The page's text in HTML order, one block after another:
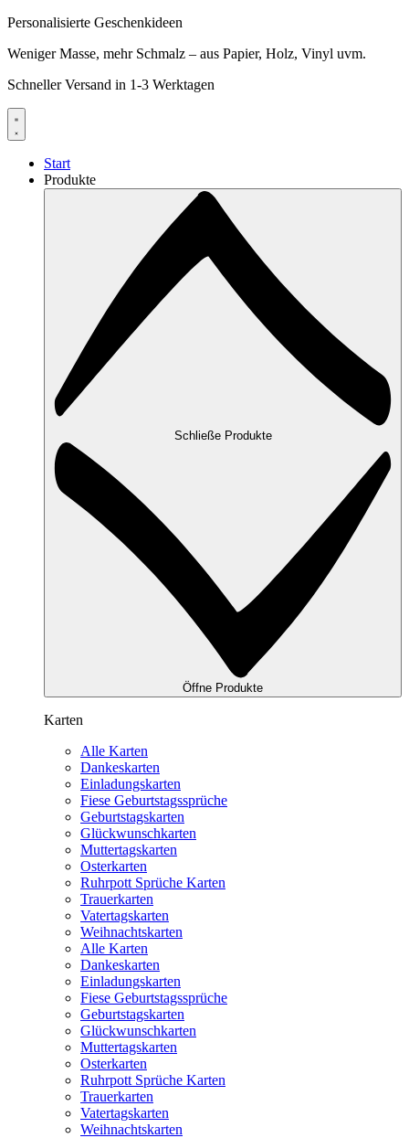
Personalisierte Geschenkideen
Weniger Masse, mehr Schmalz – aus Papier, Holz, Vinyl uvm.
Schneller Versand in 1-3 Werktagen
Start
Produkte
Schließe Produkte
Öffne Produkte
Karten
Alle Karten
Dankeskarten
Einladungskarten
Fiese Geburtstagssprüche
Geburtstagskarten
Glückwunschkarten
Muttertagskarten
Osterkarten
Ruhrpott Sprüche Karten
Trauerkarten
Vatertagskarten
Weihnachtskarten
Alle Karten
Dankeskarten
Einladungskarten
Fiese Geburtstagssprüche
Geburtstagskarten
Glückwunschkarten
Muttertagskarten
Osterkarten
Ruhrpott Sprüche Karten
Trauerkarten
Vatertagskarten
Weihnachtskarten